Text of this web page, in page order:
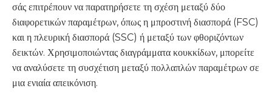
σάς επιτρέπουν να παρατηρήσετε τη σχέση μεταξύ δύο
διαφορετικών παραμέτρων, όπως η μπροστινή διασπορά (FSC)
και η πλευρική διασπορά (SSC) ή μεταξύ των φθοριζόντων
δεικτών. Χρησιμοποιώντας διαγράμματα κουκκίδων, μπορείτε
να αναλύσετε τη συσχέτιση μεταξύ πολλαπλών παραμέτρων σε
μια ενιαία απεικόνιση.